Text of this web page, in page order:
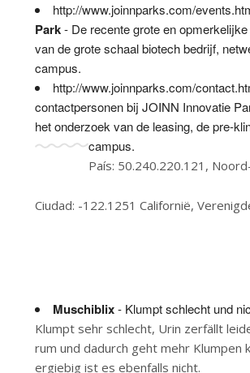
http://www.joinnparks.com/
Park- De recente grote en
van de grote schaal biotech bedrijf,
campus.
http://www.joinnparks.com/
contactpersonen bij JOINN Innovatie
het onderzoek van de leasing, de pre-
campus.
País: 50.240.220.121,
Ciudad: -122.1251 Californië,
Muschiblix- Klumpt schlecht und
Klumpt sehr schlecht, Urin zerfällt
rum und dadurch geht mehr Klumpen
ergiebig ist es ebenfalls nicht.